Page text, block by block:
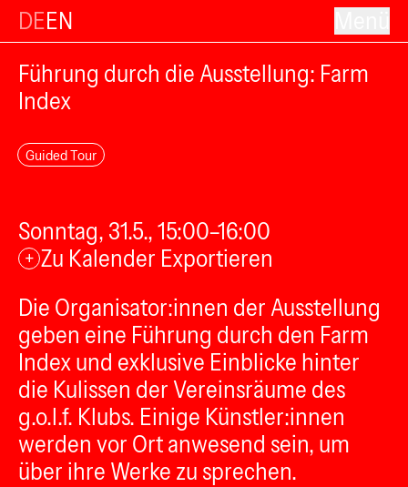
DEEN
Führung durch die Ausstellung: Farm
Index
Guided Tour
Sonntag, 31.5., 15:00–16:00
+ Zu Kalender Exportieren
Die Organisator:innen der Ausstellung
geben eine Führung durch den Farm
Index und exklusive Einblicke hinter
die Kulissen der Vereinsräume des
g.o.l.f. Klubs. Einige Künstler:innen
werden vor Ort anwesend sein, um
über ihre Werke zu sprechen.